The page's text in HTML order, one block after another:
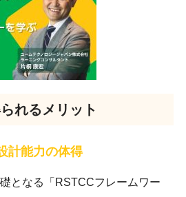
れるメリット
計能力の体得
となる「RSTCCフレームワー